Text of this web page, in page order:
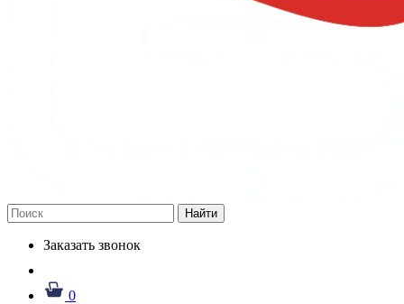
Найти
Заказать звонок
0